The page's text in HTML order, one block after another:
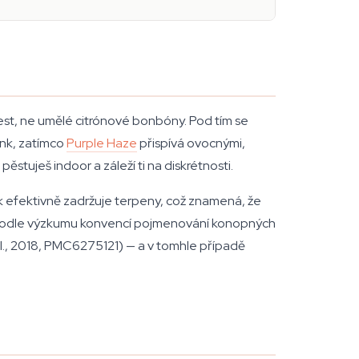
ne umělé citrónové bonbóny. Pod tím se
zatímcoPurple Hazepřispívá ovocnými,
indoor a záleží ti na diskrétnosti.
zadržuje terpeny, což znamená, že
výzkumu konvencí pojmenování konopných
2018, PMC6275121) — a v tomhle případě